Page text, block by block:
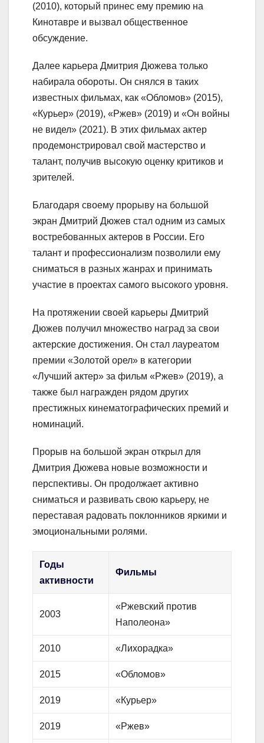
(2010), который принес ему премию на
Кинотавре и вызвал общественное
обсуждение.
Далее карьера Дмитрия Дюжева только
набирала обороты. Он снялся в таких
известных фильмах, как «Обломов» (2015),
«Курьер» (2019), «Ржев» (2019) и «Он войны
не видел» (2021). В этих фильмах актер
продемонстрировал свой мастерство и
талант, получив высокую оценку критиков и
зрителей.
Благодаря своему прорыву на большой
экран Дмитрий Дюжев стал одним из самых
востребованных актеров в России. Его
талант и профессионализм позволили ему
сниматься в разных жанрах и принимать
участие в проектах самого высокого уровня.
На протяжении своей карьеры Дмитрий
Дюжев получил множество наград за свои
актерские достижения. Он стал лауреатом
премии «Золотой орел» в категории
«Лучший актер» за фильм «Ржев» (2019), а
также был награжден рядом других
престижных кинематографических премий и
номинаций.
Прорыв на большой экран открыл для
Дмитрия Дюжева новые возможности и
перспективы. Он продолжает активно
сниматься и развивать свою карьеру, не
переставая радовать поклонников яркими и
эмоциональными ролями.
Годы
активности
Фильмы
2003
«Ржевский против
Наполеона»
2010 «Лихорадка»
2015 «Обломов»
2019 «Курьер»
2019 «Ржев»